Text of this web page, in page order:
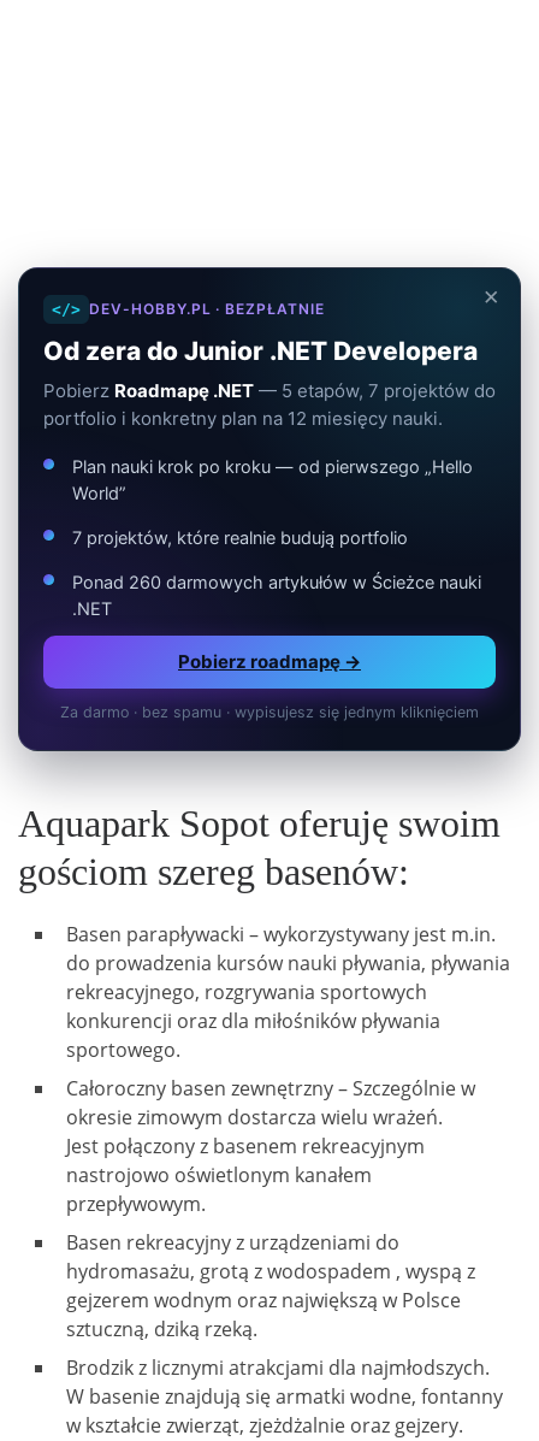
×
</> DEV-HOBBY.PL · BEZPŁATNIE
Od zera do Junior .NET Developera
Pobierz Roadmapę .NET — 5 etapów, 7 projektów do
portfolio i konkretny plan na 12 miesięcy nauki.
Plan nauki krok po kroku — od pierwszego „Hello
World”
7 projektów, które realnie budują portfolio
Ponad 260 darmowych artykułów w Ścieżce nauki
.NET
Pobierz roadmapę →
Za darmo · bez spamu · wypisujesz się jednym kliknięciem
Aquapark Sopot oferuję swoim
gościom szereg basenów:
Basen parapływacki – wykorzystywany jest m.in.
do prowadzenia kursów nauki pływania, pływania
rekreacyjnego, rozgrywania sportowych
konkurencji oraz dla miłośników pływania
sportowego.
Całoroczny basen zewnętrzny – Szczególnie w
okresie zimowym dostarcza wielu wrażeń.
Jest połączony z basenem rekreacyjnym
nastrojowo oświetlonym kanałem
przepływowym.
Basen rekreacyjny z urządzeniami do
hydromasażu, grotą z wodospadem , wyspą z
gejzerem wodnym oraz największą w Polsce
sztuczną, dziką rzeką.
Brodzik z licznymi atrakcjami dla najmłodszych.
W basenie znajdują się armatki wodne, fontanny
w kształcie zwierząt, zjeżdżalnie oraz gejzery.